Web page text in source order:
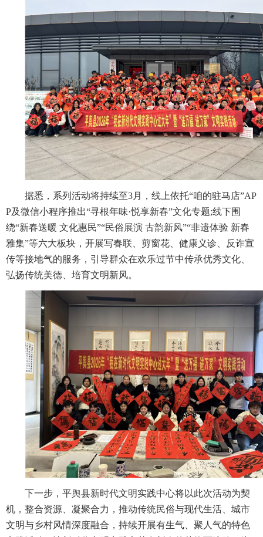
据悉，系列活动将持续至3月，线上依托“咱的驻马店”AP
P及微信小程序推出“寻根年味·悦享新春”文化专题;线下围
绕“新春送暖 文化惠民”“民俗展演 古韵新风”“非遗体验 新春
雅集”等六大板块，开展写春联、剪窗花、健康义诊、反诈宣
传等接地气的服务，引导群众在欢乐过节中传承优秀文化、
弘扬传统美德、培育文明新风。
下一步，平舆县新时代文明实践中心将以此次活动为契
机，整合资源、凝聚合力，推动传统民俗与现代生活、城市
文明与乡村风情深度融合，持续开展有生气、聚人气的特色